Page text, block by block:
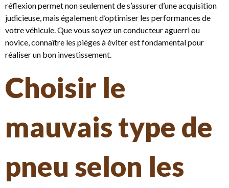
réflexion permet non seulement de s’assurer d’une acquisition
judicieuse, mais également d’optimiser les performances de
votre véhicule. Que vous soyez un conducteur aguerri ou
novice, connaître les pièges à éviter est fondamental pour
réaliser un bon investissement.
Choisir le
mauvais type de
pneu selon les